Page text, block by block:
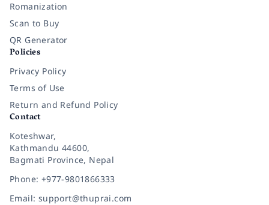
Romanization
Scan to Buy
QR Generator
Policies
Privacy Policy
Terms of Use
Return and Refund Policy
Contact
Koteshwar,
Kathmandu 44600,
Bagmati Province, Nepal
Phone: +977-9801866333
Email: support@thuprai.com